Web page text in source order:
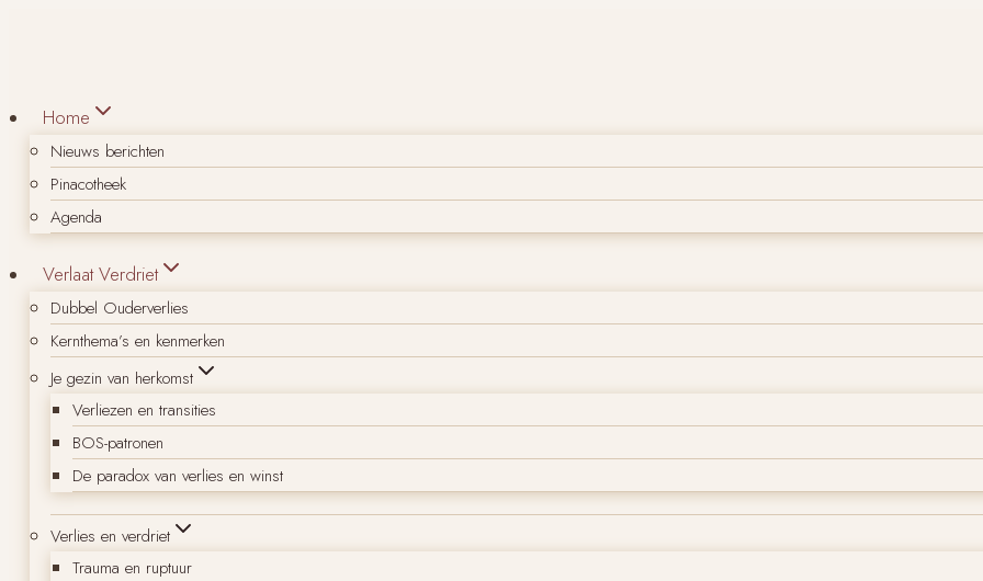
Home
Nieuws berichten
Pinacotheek
Agenda
Verlaat Verdriet
Dubbel Ouderverlies
Kernthema’s en kenmerken
Je gezin van herkomst
Verliezen en transities
BOS-patronen
De paradox van verlies en winst
Verlies en verdriet
Trauma en ruptuur